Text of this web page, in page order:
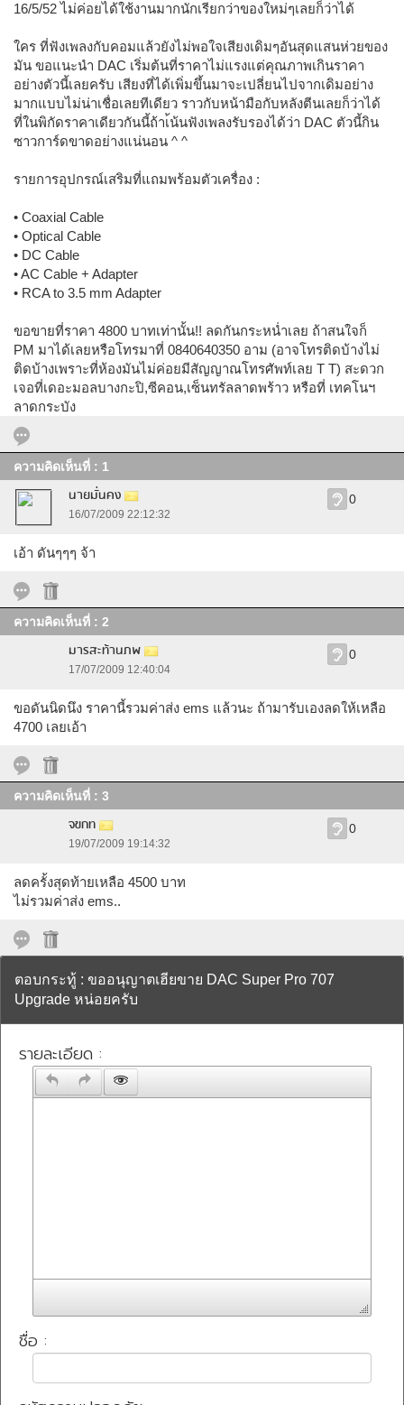
16/5/52 ไม่ค่อยได้ใช้งานมากนักเรียกว่าของใหม่ๆเลยก็ว่าได้
ใคร ที่ฟังเพลงกับคอมแล้วยังไม่พอใจเสียงเดิมๆอันสุดแสนห่วยของ
มัน ขอแนะนำ DAC เริ่มต้นที่ราคาไม่แรงแต่คุณภาพเกินราคา
อย่างตัวนี้เลยครับ เสียงที่ได้เพิ่มขึ้นมาจะเปลี่ยนไปจากเดิมอย่าง
มากแบบไม่น่าเชื่อเลยทีเดียว ราวกับหน้ามือกับหลังตีนเลยก็ว่าได้
ที่ในพิกัดราคาเดียวกันนี้ถ้าเ้น้นฟังเพลงรับรองได้ว่า DAC ตัวนี้กิน
ซาวการ์ดขาดอย่างแน่นอน ^ ^
รายการอุปกรณ์เสริมที่แถมพร้อมตัวเครื่อง :
• Coaxial Cable
• Optical Cable
• DC Cable
• AC Cable + Adapter
• RCA to 3.5 mm Adapter
ขอขายที่ราคา 4800 บาทเท่านั้น!! ลดกันกระหน่ำเลย ถ้าสนใจก็
PM มาได้เลยหรือโทรมาที่ 0840640350 อาม (อาจโทรติดบ้างไม่
ติดบ้างเพราะที่ห้องมันไม่ค่อยมีสัญญาณโทรศัพท์เลย T T) สะดวก
เจอที่เดอะมอลบางกะปิ,ซีคอน,เซ็นทรัลลาดพร้าว หรือที่ เทคโนฯ
ลาดกระบัง
ความคิดเห็นที่ : 1
นายมั่นคง
16/07/2009 22:12:32
0
เอ้า ดันๆๆๆ จ้า
ความคิดเห็นที่ : 2
มารสะท้านภพ
17/07/2009 12:40:04
0
ขอดันนิดนึง ราคานี้รวมค่าส่ง ems แล้วนะ ถ้ามารับเองลดให้เหลือ
4700 เลยเอ้า
ความคิดเห็นที่ : 3
จขกท
19/07/2009 19:14:32
0
ลดครั้งสุดท้ายเหลือ 4500 บาท
ไม่รวมค่าส่ง ems..
ตอบกระทู้ : ขออนุญาตเฮียขาย DAC Super Pro 707
Upgrade หน่อยครับ
รายละเอียด :
ชื่อ :